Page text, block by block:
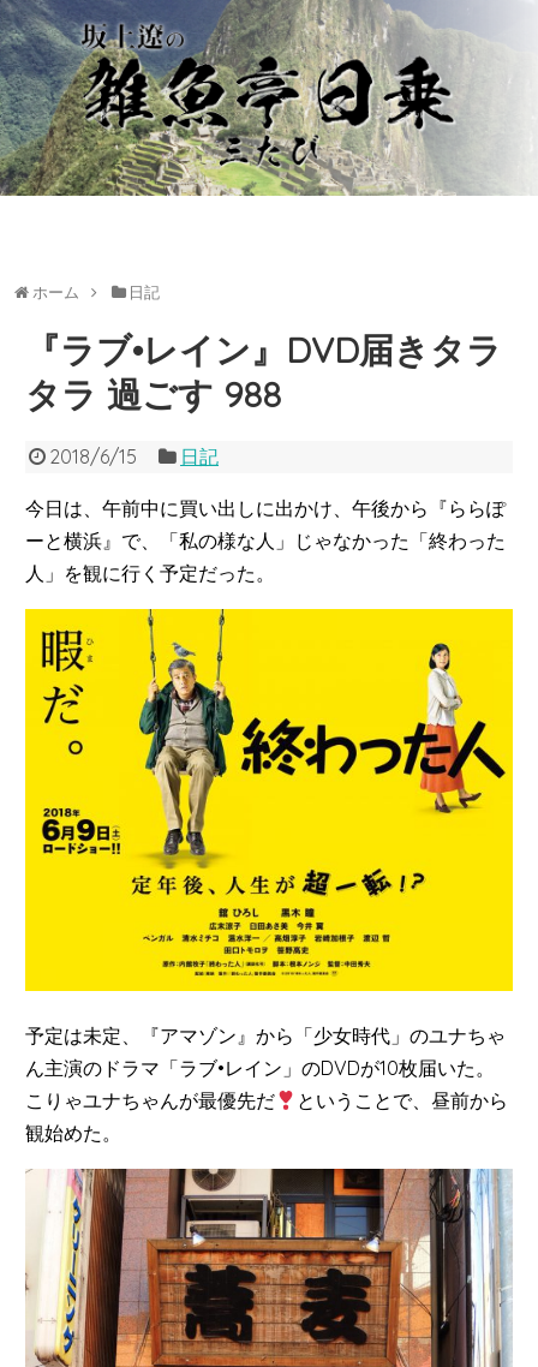
ホーム 日記
『ラブ•レイン』DVD届きタラ
タラ 過ごす 988
2018/6/15 日記
今日は、午前中に買い出しに出かけ、午後から『ららぽ
ーと横浜』で、「私の様な人」じゃなかった「終わった
人」を観に行く予定だった。
予定は未定、『アマゾン』から「少女時代」のユナちゃ
ん主演のドラマ「ラブ•レイン」のDVDが10枚届いた。
こりゃユナちゃんが最優先だ
ということで、昼前から
観始めた。